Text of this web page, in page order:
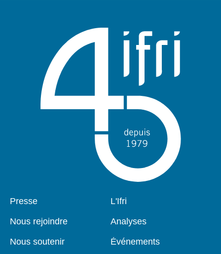
Pied
Presse
Nous rejoindre
Nous soutenir
Navigation
L'Ifri
Analyses
Événements